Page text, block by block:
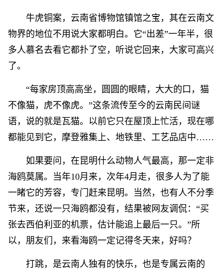
牛虎铜案，云南省博物馆镇馆之宝，其在云南文
物界的地位不用说大家都明白。它“出差”一年半，很
多人慕名去看它都扑了空，听说它回来，大家可高兴
了。
“每家房顶高高坐，圆圆的眼睛，大大的口，猫
不像猫，虎不像虎。”这条流传至今的云南民间谜
语，说的就是瓦猫。以前它只在屋顶上忙活，现在哪
都能见到它，摩登雅集上、地铁里、工艺品店中……
如果要问，在昆明什么动物人气最高，那一定非
海鸥莫属。当年10月来，次年4月走，很多人为了能
一睹它的芳容，专门赶来昆明。当然，也有人不分季
节来，还说一只海鸥都没有，结果被网友调侃：“买
张去西伯利亚的机票，估计能追上最后一只。”所
以，朋友们，来看海鸥一定记得冬天来，好吗？
打跳，是云南人独有的快乐，也是专属云南的